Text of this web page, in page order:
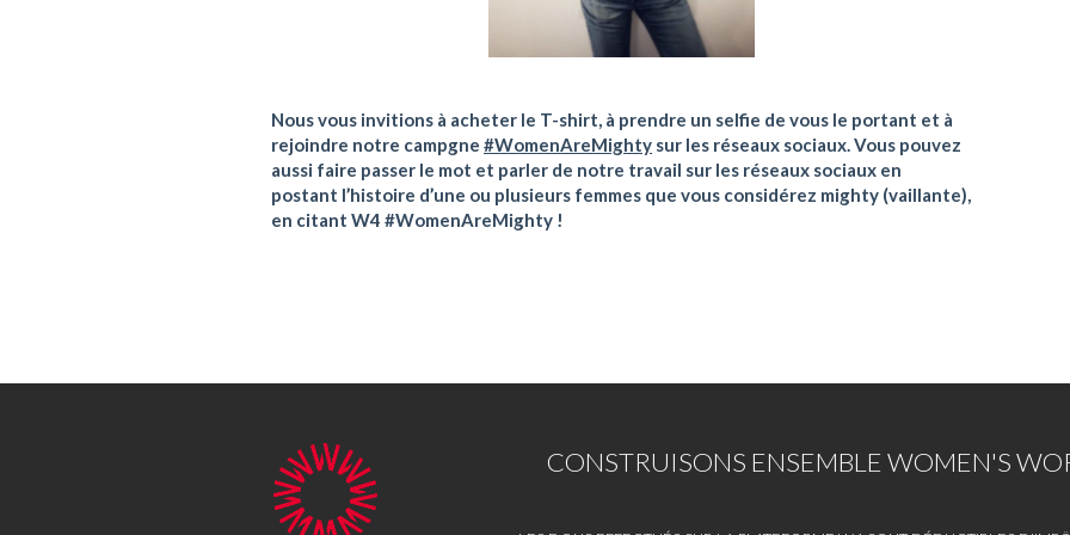
Nous vous invitions à acheter le T-shirt, à prendre un selfie de vous le portant et à
rejoindre notre campgne #WomenAreMighty sur les réseaux sociaux. Vous pouvez
aussi faire passer le mot et parler de notre travail sur les réseaux sociaux en
postant l’histoire d’une ou plusieurs femmes que vous considérez mighty (vaillante),
en citant W4 #WomenAreMighty !
CONSTRUISONS ENSEMBLE WOMEN'S